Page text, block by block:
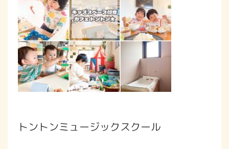
トントンミュージックスクール